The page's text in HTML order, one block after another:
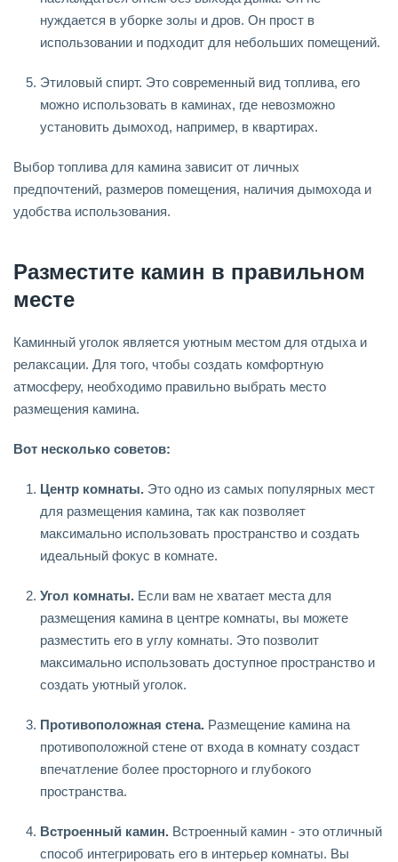
нуждается в уборке золы и дров. Он прост в
использовании и подходит для небольших помещений.
Этиловый спирт. Это современный вид топлива, его
можно использовать в каминах, где невозможно
установить дымоход, например, в квартирах.
Выбор топлива для камина зависит от личных
предпочтений, размеров помещения, наличия дымохода и
удобства использования.
Разместите камин в правильном
месте
Каминный уголок является уютным местом для отдыха и
релаксации. Для того, чтобы создать комфортную
атмосферу, необходимо правильно выбрать место
размещения камина.
Вот несколько советов:
Центр комнаты. Это одно из самых популярных мест
для размещения камина, так как позволяет
максимально использовать пространство и создать
идеальный фокус в комнате.
Угол комнаты. Если вам не хватает места для
размещения камина в центре комнаты, вы можете
разместить его в углу комнаты. Это позволит
максимально использовать доступное пространство и
создать уютный уголок.
Противоположная стена. Размещение камина на
противоположной стене от входа в комнату создаст
впечатление более просторного и глубокого
пространства.
Встроенный камин. Встроенный камин - это отличный
способ интегрировать его в интерьер комнаты. Вы